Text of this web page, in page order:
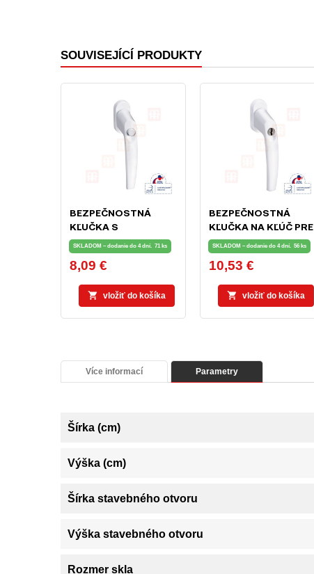
SOUVISEJÍCÍ PRODUKTY
BEZPEČNOSTNÁ
KĽUČKA S
UZAMYKACÍM
TLAČIDLOM PRE
OKNÁ A TERASOVÉ
DVERE BIELA
SKLADOM – dodanie do 4 dní. 71 ks
Cena
8,09 €
 vložiť do košíka
BEZPEČNOSTNÁ
KĽUČKA NA KĽÚČ PRE
OKNÁ A TERASOVÉ
DVERE BIELA
SKLADOM – dodanie do 4 dní. 56 ks
Cena
10,53 €
 vložiť do košíka
Více informací Parametry
Šírka (cm)
Výška (cm)
Šírka stavebného otvoru
Výška stavebného otvoru
Rozmer skla